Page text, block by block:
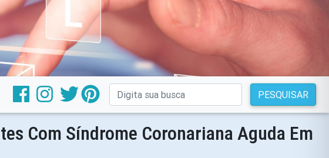
PESQUISAR
Com Síndrome Coronariana Aguda Em